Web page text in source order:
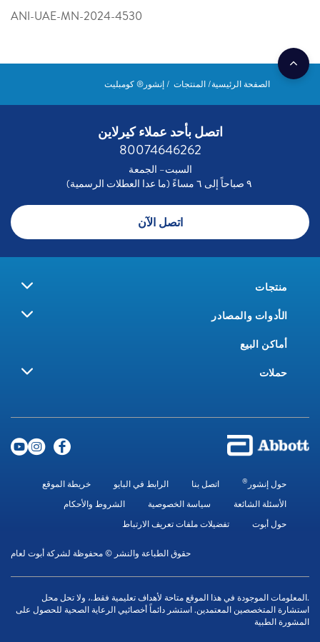
ANI-UAE-MN-2024-4530
الصفحة الرئيسية المنتجات إنشور® كومبليت
اتصل بأحد عملاء كيرلاين
80074646262
السبت– الجمعة
اتصل الآن
منتجات
الأدوات والمصادر
أماكن البيع
حملات
حول إنشور ® اتصل بنا الرابط في البايو
خريطة الموقع
الأسئلة الشائعة
سياسة الخصوصية
الشروط والأحكام
حول أبوت
تفضيلات ملفات تعريف الارتباط
حقوق الطباعة والنشر © محفوظة لشركة أبوت لعام
.المعلومات الموجودة في هذا الموقع متاحة لأهداف تعليمية فقط.، ولا تحل محل
استشارة المتخصصين المعتمدين. استشر دائماً أخصائيي الرعاية الصحية للحصول على
المشورة الطبية